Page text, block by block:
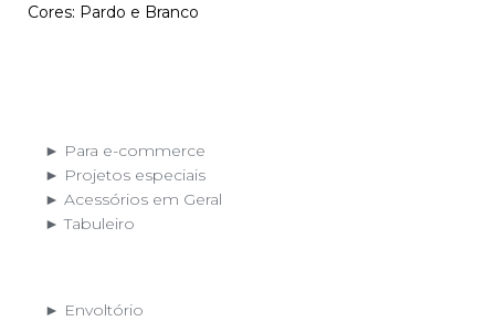
Cores: Pardo e Branco
► Para e-commerce
► Projetos especiais
► Acessórios em Geral
► Tabuleiro
► Envoltório